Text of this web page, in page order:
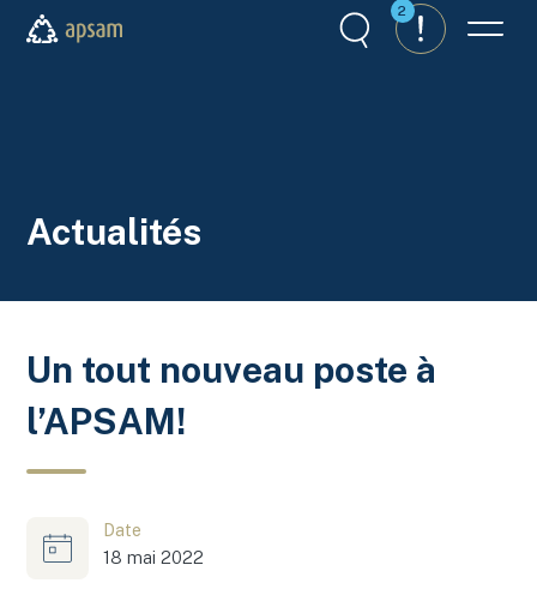
Aller au contenu principal
RechercheAlertes
2
Menu
Actualités
Un tout nouveau poste à
l’APSAM!
Date
18 mai 2022